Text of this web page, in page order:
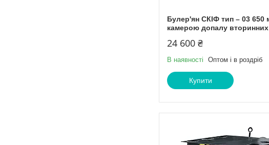
Булер'ян СКІФ тип – 03 650
камерою допалу вторинних
24 600 ₴
В наявності Оптом і в роздріб
Купити